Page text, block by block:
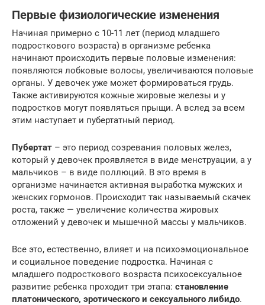
Первые физиологические изменения
Начиная примерно с 10-11 лет (период младшего
подросткового возраста) в организме ребенка
начинают происходить первые половые изменения:
появляются лобковые волосы, увеличиваются половые
органы. У девочек уже может формироваться грудь.
Также активируются кожные жировые железы и у
подростков могут появляться прыщи. А вслед за всем
этим наступает и пубертатный период.
Пубертат – это период созревания половых желез,
который у девочек проявляется в виде менструации, а у
мальчиков – в виде поллюций. В это время в
организме начинается активная выработка мужских и
женских гормонов. Происходит так называемый скачек
роста, также — увеличение количества жировых
отложений у девочек и мышечной массы у мальчиков.
Все это, естественно, влияет и на психоэмоциональное
и социальное поведение подростка. Начиная с
младшего подросткового возраста психосексуальное
развитие ребенка проходит три этапа: становление
платонического, эротического и сексуального либидо.